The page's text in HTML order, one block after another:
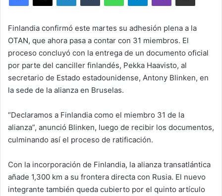
Finlandia confirmó este martes su adhesión plena a la
OTAN, que ahora pasa a contar con 31 miembros. El
proceso concluyó con la entrega de un documento oficial
por parte del canciller finlandés, Pekka Haavisto, al
secretario de Estado estadounidense, Antony Blinken, en
la sede de la alianza en Bruselas.
“Declaramos a Finlandia como el miembro 31 de la
alianza”, anunció Blinken, luego de recibir los documentos,
culminando así el proceso de ratificación.
Con la incorporación de Finlandia, la alianza transatlántica
añade 1,300 km a su frontera directa con Rusia. El nuevo
integrante también queda cubierto por el quinto artículo